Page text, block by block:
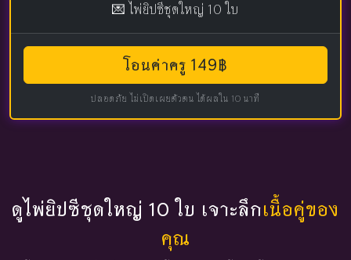
💌 ไพ่ยิปซีชุดใหญ่ 10 ใบ
โอนค่าครู 149฿
ปลอดภัย ไม่เปิดเผยตัวตน ได้ผลใน 10 นาที
ดูไพ่ยิปซีชุดใหญ่ 10 ใบ เจาะลึกเนื้อคู่ของ
คุณ